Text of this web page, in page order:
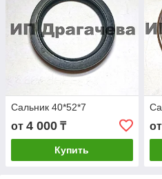
Сальник 40*52*7
от 4 000 ₸
Купить
от